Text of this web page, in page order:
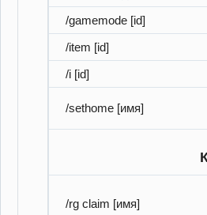
/gamemode [id]
/item [id]
/i [id]
/sethome [имя]
/rg claim [имя]